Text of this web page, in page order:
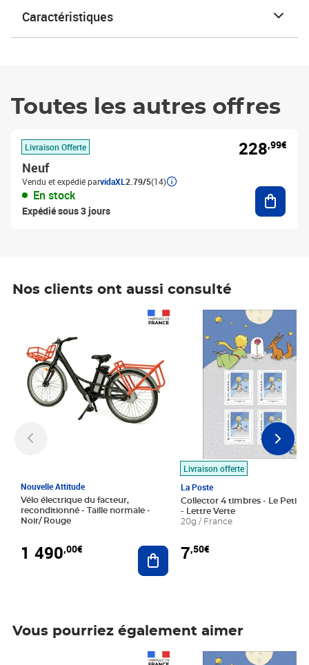
Caractéristiques
Toutes les autres offres
Livraison Offerte
Neuf
Vendu et expédié parvidaXL 2.79/5(14)
En stock
Expédié sous 3 jours
228,99€
Nos clients ont aussi consulté
Nouvelle Attitude
Vélo électrique du facteur,
reconditionné - Taille normale -
Noir/ Rouge
1 490,00€ Ajouter au panier
Livraison offerte
La Poste
Collector 4 timbres - Le Petit
- Lettre Verte
20g / France
7,50€
Prix 7,50€
Vous pourriez également aimer
Prix 7,50€